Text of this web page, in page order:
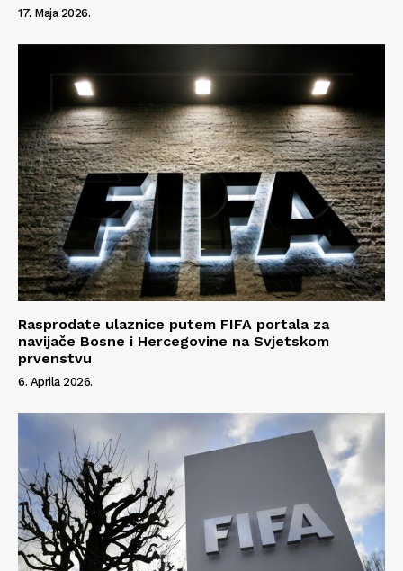
17. Maja 2026.
Rasprodate ulaznice putem FIFA portala za
navijače Bosne i Hercegovine na Svjetskom
prvenstvu
6. Aprila 2026.